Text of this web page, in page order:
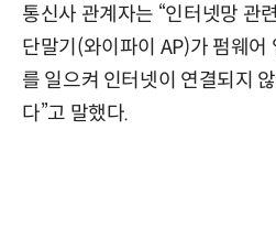
통신사 관계자는 “인터넷망 관
단말기(와이파이 AP)가 펌웨어
를 일으켜 인터넷이 연결되지
다”고 말했다.